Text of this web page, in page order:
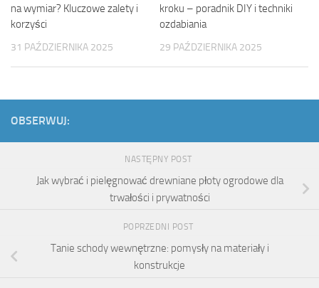
na wymiar? Kluczowe zalety i
korzyści
31 PAŹDZIERNIKA 2025
kroku – poradnik DIY i techniki
ozdabiania
29 PAŹDZIERNIKA 2025
OBSERWUJ:
NASTĘPNY POST
Jak wybrać i pielęgnować drewniane płoty ogrodowe dla
trwałości i prywatności
POPRZEDNI POST
Tanie schody wewnętrzne: pomysły na materiały i
konstrukcje